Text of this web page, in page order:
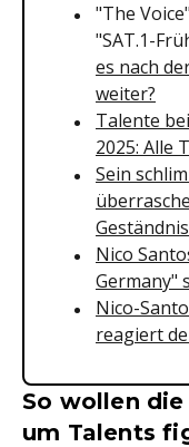
"The
"SAT.1-
es nach
weiter?
Talente
2025: Alle
Sein
Nico
Germany"
Nico-
reagiert
So wollen
um Talents